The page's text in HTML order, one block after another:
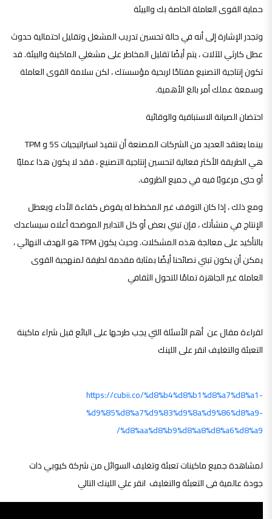
حماية القوى العاملة الخاصة بك والبيئة
وتجدر الإشارة إلى أنه في حالة تحسين تدريب المشغل وتقليل احتمالية حدوث
عطل كارثي للآلات ، يتم أيضًا تقليل المخاطر على مشغلي الماكينة والبيئة. قد
تكون إنتاجية التصنيع مفتاحًا لربحية مؤسستك ، لكن سلامة القوى العاملة
وسمعة عملك أمر بالغ الأهمية.
احتضان الصيانة الاستباقية والوقائية
بينما يعتقد العديد من الشركات المصنعة أن تنفيذ استراتيجيات 5S و TPM
هي الطريقة الأكثر فعالية لتحسين إنتاجية التصنيع ، فقد لا يكون هذا عمليًا
أو حتى مرغوبًا فيه في جميع الظروف.
ومع ذلك ، إذا كان التوقف غير المخطط له يقوض كفاءة الأداء ويعطل
الإنتاج في منشأتك ، فإن تبني بعض أو كل التدابير الموضحة أعلاه سيساعدك
بالتأكيد على معالجة هذه المشكلات. وحيث يكون TPM هو الهدف النهائي ،
يمكن أن يكون تبني نصائحنا أيضًا بمثابة مقدمة لطيفة لمنهجية القوى
العاملة غير الجاهزة تمامًا للتحول الثقافي
لقراءة مقال عن أهم الأسئلة التي يجب طرحها على البائع قبل شراء ماكينة
التعبئة والتغليف انقر على اللينك
https://cubii.co/%d8%b4%d8%b1%d8%a7%d8%a1-
%d9%85%d8%a7%d9%83%d9%8a%d9%86%d8%a9-
%d8%aa%d8%b9%d8%a8%d8%a6%d8%a9/
لمشاهدة جميع ماكينات تعبئة وتغليف السوائل من شركة كيوبي ذات
جودة عالمية فى التعبئة والتغليف انقر علي اللينك التالي